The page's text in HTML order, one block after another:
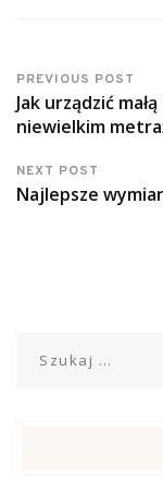
PREVIOUS POST
Jak urządzić
niewielkim
NEXT POST
Najlepsze